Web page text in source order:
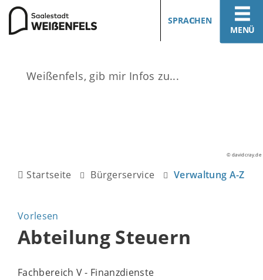
MENÜ
SPRACHEN
© davidcray.de
Startseite Bürgerservice Verwaltung A-Z
Vorlesen
Abteilung Steuern
Fachbereich V - Finanzdienste